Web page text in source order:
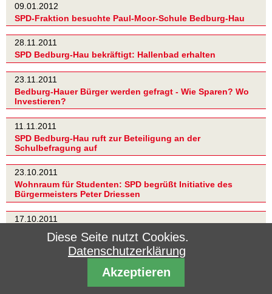
09.01.2012
SPD-Fraktion besuchte Paul-Moor-Schule Bedburg-Hau
28.11.2011
SPD Bedburg-Hau bekräftigt: Hallenbad erhalten
23.11.2011
Bedburg-Hauer Bürger werden gefragt - Wie Sparen? Wo
Investieren?
11.11.2011
SPD Bedburg-Hau ruft zur Beteiligung an der
Schulbefragung auf
23.10.2011
Wohnraum für Studenten: SPD begrüßt Initiative des
Bürgermeisters Peter Driessen
17.10.2011
Für eine Verbraucherzentrale im Kreis Kleve
Symbiose aus Gesamtschule plus Sekundarschule(n)
Diese Seite nutzt Cookies.
Datenschutzerklärung
Akzeptieren